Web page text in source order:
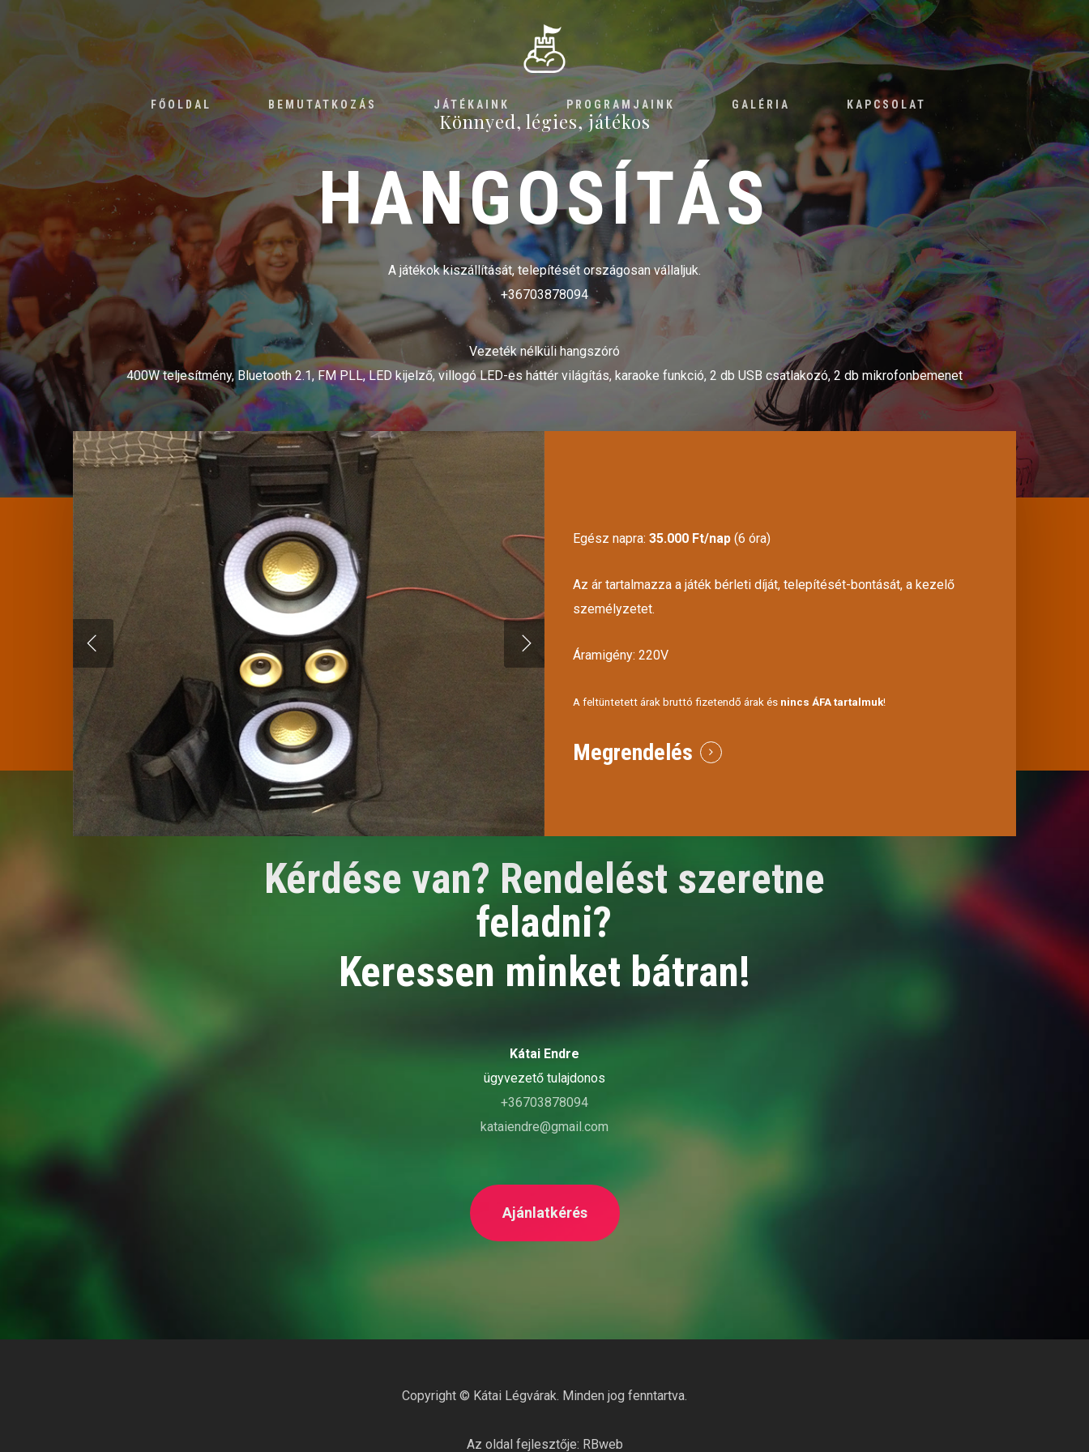
FŐOLDAL BEMUTATKOZÁS JÁTÉKAINK PROGRAMJAINK GALÉRIA KAPCSOLAT
Könnyed, légies, játékos
HANGOSÍTÁS
A játékok kiszállítását, telepítését országosan vállaljuk.
+36703878094
Vezeték nélküli hangszóró
400W teljesítmény, Bluetooth 2.1, FM PLL, LED kijelző, villogó LED-es háttér világítás, karaoke funkció, 2 db USB csatlakozó, 2 db mikrofonbemenet
Egész napra: 35.000 Ft/nap(6 óra)
Az ár tartalmazza a játék bérleti díját, telepítését-bontását, a kezelő
személyzetet.
Áramigény: 220V
A feltüntetett árak bruttó fizetendő árak és nincs ÁFA tartalmuk!
Megrendelés
Kérdése van? Rendelést szeretne
feladni?
Keressen minket bátran!
Kátai Endre
ügyvezető tulajdonos
+36703878094
kataiendre@gmail.com
Ajánlatkérés
Copyright © Kátai Légvárak. Minden jog fenntartva.
Az oldal fejlesztője: RBweb